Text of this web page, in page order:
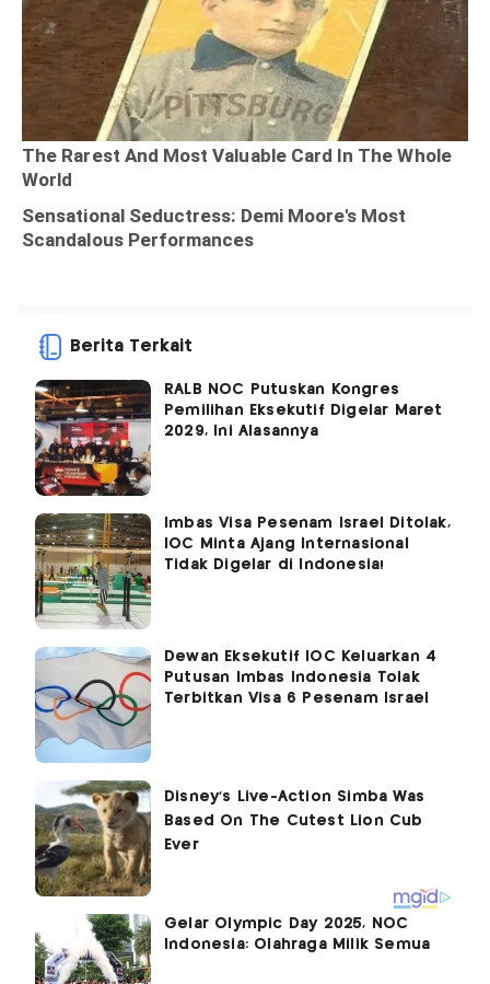
Berita Terkait
RALB NOC Putuskan Kongres
Pemilihan Eksekutif Digelar Maret
2029, Ini Alasannya
Imbas Visa Pesenam Israel Ditolak,
IOC Minta Ajang Internasional
Tidak Digelar di Indonesia!
Dewan Eksekutif IOC Keluarkan 4
Putusan Imbas Indonesia Tolak
Terbitkan Visa 6 Pesenam Israel
Gelar Olympic Day 2025, NOC
Indonesia: Olahraga Milik Semua